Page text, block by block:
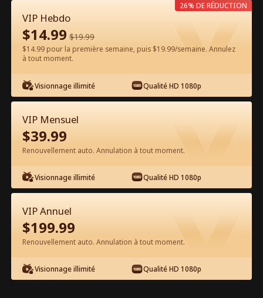
60 Débloquer maintenant
Épisode 17 - La liste de souhaits de la
Vierge Film complet
0-49 50-82 Tous les épisodes
17
VIP Hebdo
$14.99 $19.99
$14.99 pour la première semaine, puis $19.99/semaine. Annulez
à tout moment.
Visionnage illimité Qualité HD 1080p
26% DE RÉDUCTION
VIP Mensuel
$39.99
Renouvellement auto. Annulation à tout moment.
Visionnage illimité Qualité HD 1080p
VIP Annuel
$199.99
Renouvellement auto. Annulation à tout moment.
Visionnage illimité Qualité HD 1080p